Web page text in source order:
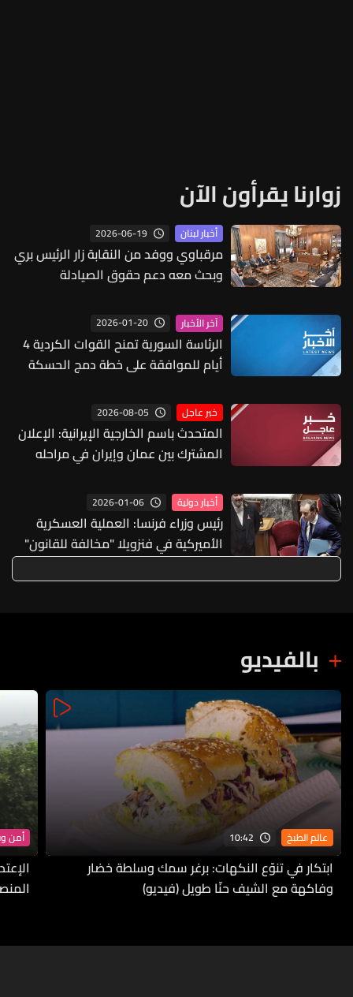
زوارنا يقرأون الآن
أخبار لبنان 2026-06-19
مرقباوي ووفد من النقابة زار الرئيس بري
وبحث معه دعم حقوق الصيادلة
آخر الأخبار 2026-01-20
الرئاسة السورية تمنح القوات الكردية 4
أيام للموافقة على خطة دمج الحسكة
خبر عاجل 2026-08-05
المتحدث باسم الخارجية الإيرانية: الإعلان
المشترك بين عمان وإيران في مراحله
ثالثة محددة"
أخبار دولية 2026-01-06
رئيس وزراء فرنسا: العملية العسكرية
الأميركية في فنزويلا "مخالفة للقانون"
بالفيديو
عالم الطبخ 10:42
ابتكار في تنوّع النكهات: برغر سمك وسلطة خضار
وفاكهة مع الشيف حنّا طويل (فيديو)
أمن